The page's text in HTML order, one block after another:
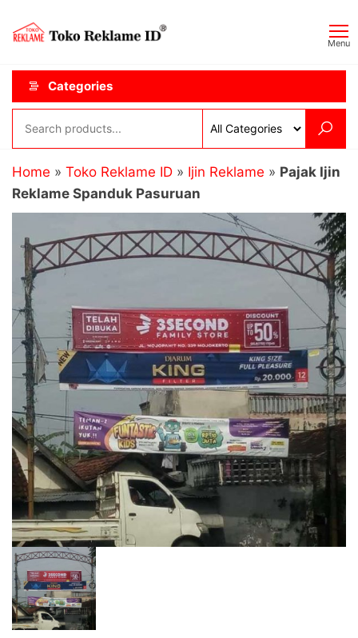
content
ID
Menu
Categories
Home » Toko Reklame ID » Ijin Reklame » Pajak Ijin
Reklame Spanduk Pasuruan